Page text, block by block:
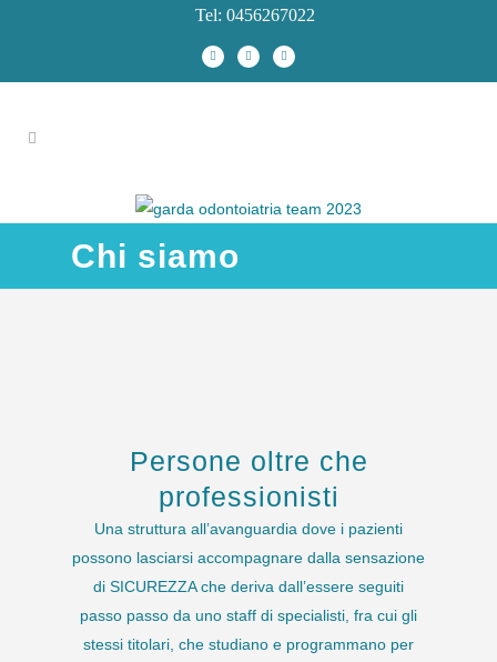
Tel: 0456267022
Chi siamo
Persone oltre che
professionisti
Una struttura all’avanguardia dove i pazienti
possono lasciarsi accompagnare dalla sensazione
di SICUREZZA che deriva dall’essere seguiti
passo passo da uno staff di specialisti, fra cui gli
stessi titolari, che studiano e programmano per